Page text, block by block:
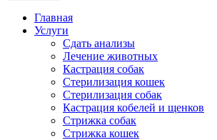
Главная
Услуги
Сдать анализы
Лечение животных
Кастрация собак
Стерилизация кошек
Стерилизация собак
Кастрация кобелей и щенков
Стрижка собак
Стрижка кошек